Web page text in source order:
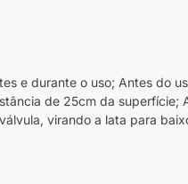
e durante o uso; Antes do
de 25cm da superfície;
virando a lata para